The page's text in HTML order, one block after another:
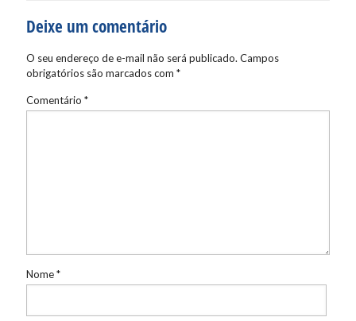
Deixe um comentário
O seu endereço de e-mail não será publicado. Campos
obrigatórios são marcados com *
Comentário *
Nome*